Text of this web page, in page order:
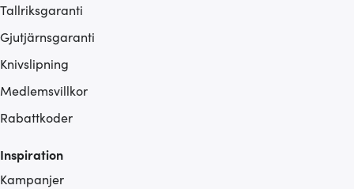
Tallriksgaranti
Gjutjärnsgaranti
Knivslipning
Medlemsvillkor
Rabattkoder
Inspiration
Kampanjer